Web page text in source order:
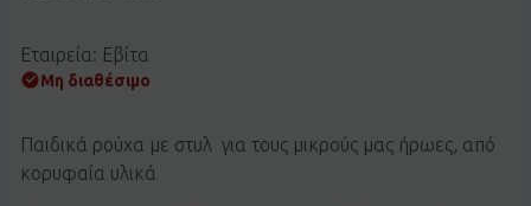
Εταιρεία: Εβίτα
Μη διαθέσιμο
Παιδικά ρούχα με στυλ για τους μικρούς μας ήρωες, από
κορυφαία υλικά